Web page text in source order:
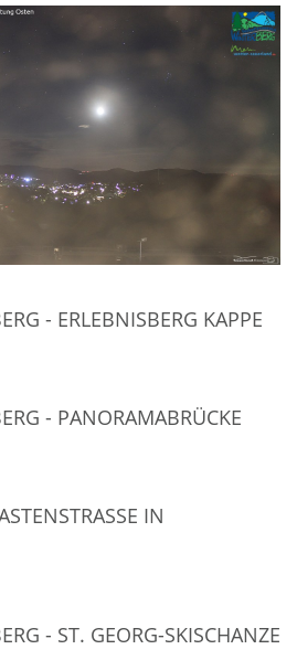
- ERLEBNISBERG KAPPE
- PANORAMABRÜCKE
IN W
- ST. GEORG-SKISCHANZE